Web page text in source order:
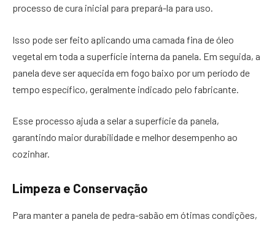
processo de cura inicial para prepará-la para uso.
Isso pode ser feito aplicando uma camada fina de óleo
vegetal em toda a superfície interna da panela. Em seguida, a
panela deve ser aquecida em fogo baixo por um período de
tempo específico, geralmente indicado pelo fabricante.
Esse processo ajuda a selar a superfície da panela,
garantindo maior durabilidade e melhor desempenho ao
cozinhar.
Limpeza e Conservação
Para manter a panela de pedra-sabão em ótimas condições,